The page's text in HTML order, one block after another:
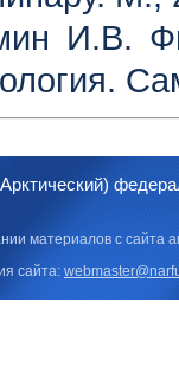
И.В.
материалов с сайта
сайта: